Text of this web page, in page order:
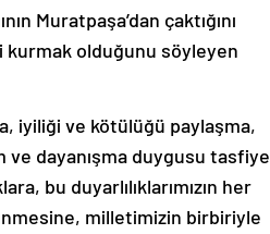
Muratpaşa’dan çaktığını
kurmak olduğunu söyleyen
iyiliği ve kötülüğü paylaşma,
dayanışma duygusu tasfiye
bu duyarlılıklarımızın her
milletimizin birbiriyle